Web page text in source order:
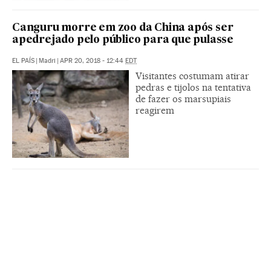
Canguru morre em zoo da China após ser
apedrejado pelo público para que pulasse
EL PAÍS | Madri | APR 20, 2018 - 12:44 EDT
Visitantes costumam atirar
pedras e tijolos na tentativa
de fazer os marsupiais
reagirem